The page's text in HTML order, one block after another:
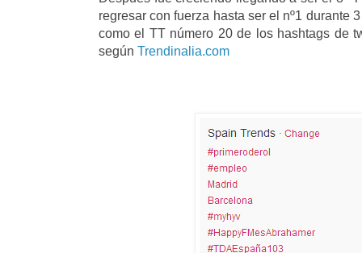
regresar con fuerza hasta ser el nº1 durante
como el TT número 20 de los hashtags de
según Trendinalia.com